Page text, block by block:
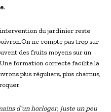
du jardinier reste
ne compte pas trop sur
des fruits moyens sur un
formation correcte facilite la
plus réguliers, plus charnus,
d’un horloger, juste un peu